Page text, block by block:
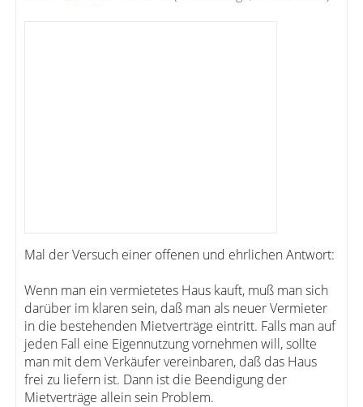
Mal der Versuch einer offenen und ehrlichen Antwort:
Wenn man ein vermietetes Haus kauft, muß man sich
darüber im klaren sein, daß man als neuer Vermieter
in die bestehenden Mietverträge eintritt. Falls man auf
jeden Fall eine Eigennutzung vornehmen will, sollte
man mit dem Verkäufer vereinbaren, daß das Haus
frei zu liefern ist. Dann ist die Beendigung der
Mietverträge allein sein Problem.